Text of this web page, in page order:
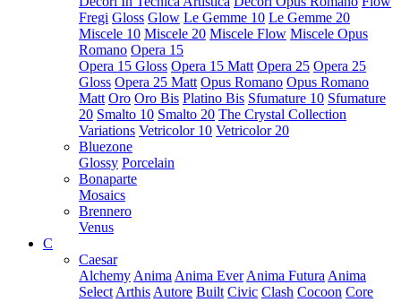
Fregi Gloss Glow Le Gemme 10 Le Gemme 20
Miscele 10 Miscele 20 Miscele Flow Miscele Opus
Romano Opera 15
Opera 15 Gloss Opera 15 Matt Opera 25 Opera 25
Gloss Opera 25 Matt Opus Romano Opus Romano
Matt Oro Oro Bis Platino Bis Sfumature 10 Sfumature
20 Smalto 10 Smalto 20 The Crystal Collection
Variations Vetricolor 10 Vetricolor 20
Bluezone
Glossy Porcelain
Bonaparte
Mosaics
Brennero
Venus
C
Caesar
Alchemy Anima Anima Ever Anima Futura Anima
Select Arthis Autore Built Civic Clash Cocoon Core